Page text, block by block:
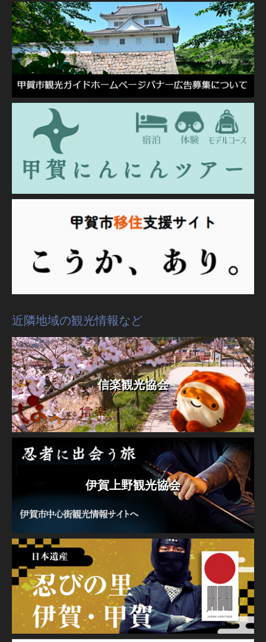
近隣地域の観光情報など
信楽観光協会
伊賀上野観光協会